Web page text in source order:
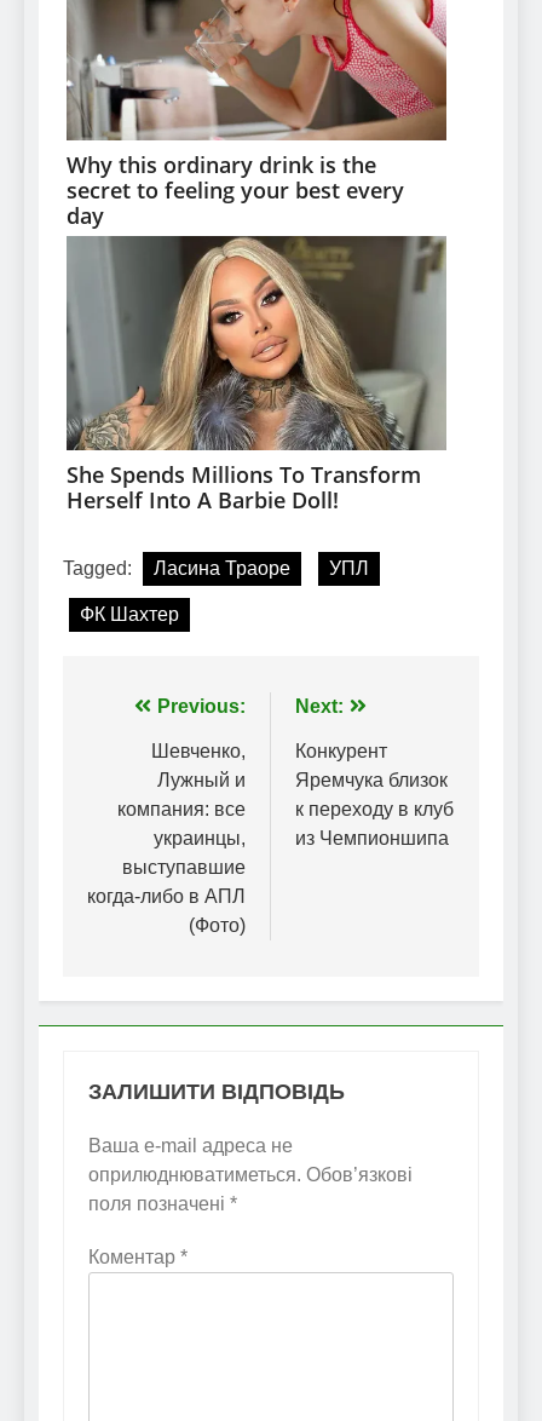
Tagged: Ласина Траоре УПЛ
ФК Шахтер
Навігація
записів
Previous:
Шевченко,
Лужный и
компания: все
украинцы,
выступавшие
когда-либо в АПЛ
(Фото)
Next:
Конкурент
Яремчука близок
к переходу в клуб
из Чемпионшипа
ЗАЛИШИТИ ВІДПОВІДЬ
Ваша e-mail адреса не
оприлюднюватиметься. Обов’язкові
поля позначені *
Коментар *